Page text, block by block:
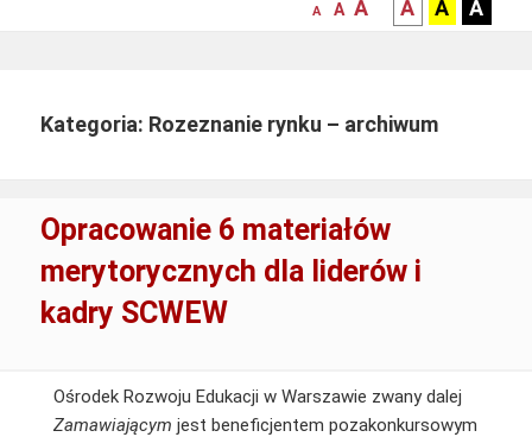
mniejsza
A
normalna
A
czcionka
A
czarny
tle
A
czarny
tle
A
żółty
A
Kategoria: Rozeznanie rynku – archiwum
Opracowanie 6 materiałów
merytorycznych dla liderów i
kadry SCWEW
Ośrodek Rozwoju Edukacji w Warszawie zwany dalej
Zamawiającym jest beneficjentem pozakonkursowym